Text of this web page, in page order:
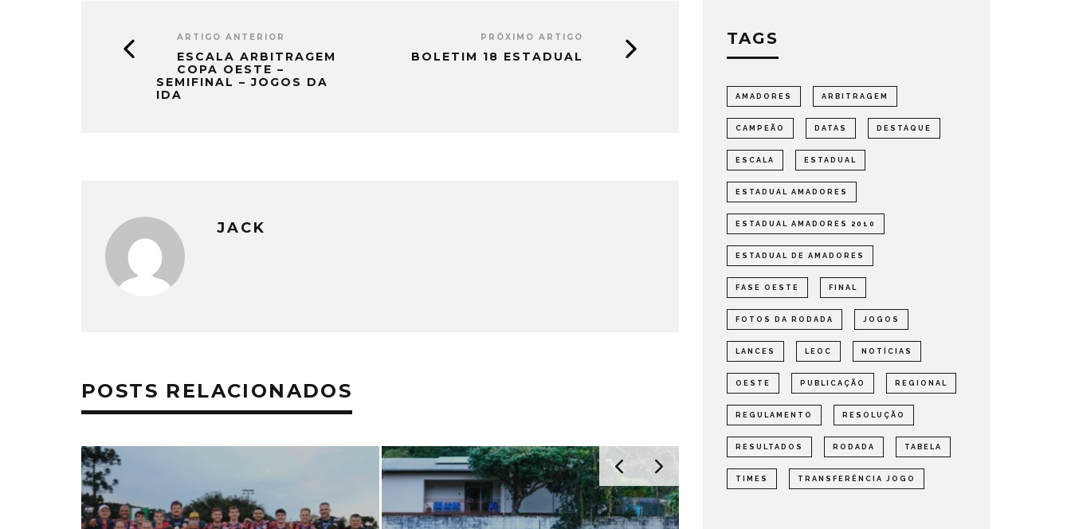
ARTIGO ANTERIOR
ESCALA ARBITRAGEM
COPA OESTE –
SEMIFINAL – JOGOS DA
IDA
PRÓXIMO ARTIGO
BOLETIM 18 ESTADUAL
JACK
POSTS RELACIONADOS
TAGS
AMADORES ARBITRAGEM
CAMPEÃO DATAS DESTAQUE
ESCALA ESTADUAL
ESTADUAL AMADORES
ESTADUAL AMADORES 2010
ESTADUAL DE AMADORES
FASE OESTE FINAL
FOTOS DA RODADA JOGOS
LANCES LEOC NOTÍCIAS
OESTE PUBLICAÇÃO REGIONAL
REGULAMENTO RESOLUÇÃO
RESULTADOS RODADA TABELA
TIMES TRANSFERÊNCIA JOGO